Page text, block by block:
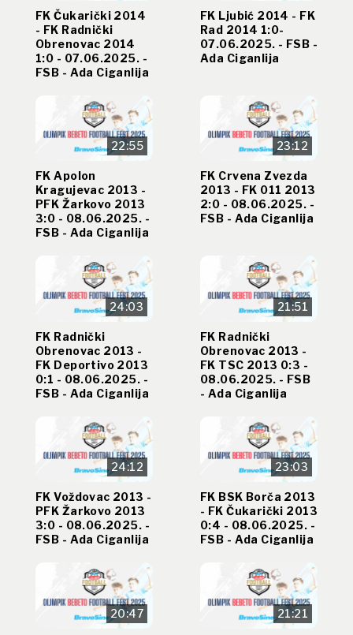
FK Čukarički 2014
- FK Radnički
Obrenovac 2014
1:0 - 07.06.2025. -
FSB - Ada Ciganlija
FK Ljubić 2014 - FK
Rad 2014 1:0-
07.06.2025. - FSB -
Ada Ciganlija
22:55
FK Apolon
Kragujevac 2013 -
PFK Žarkovo 2013
3:0 - 08.06.2025. -
FSB - Ada Ciganlija
23:12
FK Crvena Zvezda
2013 - FK 011 2013
2:0 - 08.06.2025. -
FSB - Ada Ciganlija
24:03
FK Radnički
Obrenovac 2013 -
FK Deportivo 2013
0:1 - 08.06.2025. -
FSB - Ada Ciganlija
21:51
FK Radnički
Obrenovac 2013 -
FK TSC 2013 0:3 -
08.06.2025. - FSB
- Ada Ciganlija
24:12
FK Voždovac 2013 -
PFK Žarkovo 2013
3:0 - 08.06.2025. -
FSB - Ada Ciganlija
23:03
FK BSK Borča 2013
- FK Čukarički 2013
0:4 - 08.06.2025. -
FSB - Ada Ciganlija
20:47 21:21